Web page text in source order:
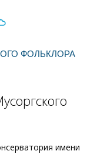
ФОЛЬКЛОРА
имени